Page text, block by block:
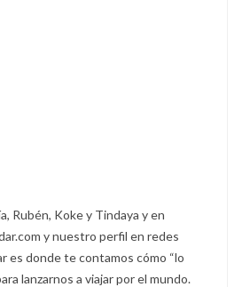
Rubén, Koke y Tindaya y en
y nuestro perfil en redes
es donde te contamos cómo “lo
lanzarnos a viajar por el mundo.